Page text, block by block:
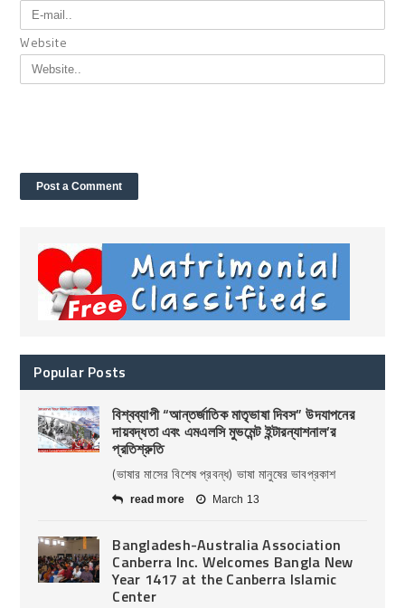
Website
Popular Posts
বিশ্বব্যাপী “আন্তর্জাতিক মাতৃভাষা দিবস” উদযাপনের
দায়বদ্ধতা এবং এমএলসি মুভমেন্ট ইন্টারন্যাশনাল’র
প্রতিশ্রুতি
(ভাষার মাসের বিশেষ প্রবন্ধ) ভাষা মানুষের ভাবপ্রকাশ
read more March 13
Bangladesh-Australia Association
Canberra Inc. Welcomes Bangla New
Year 1417 at the Canberra Islamic
Center